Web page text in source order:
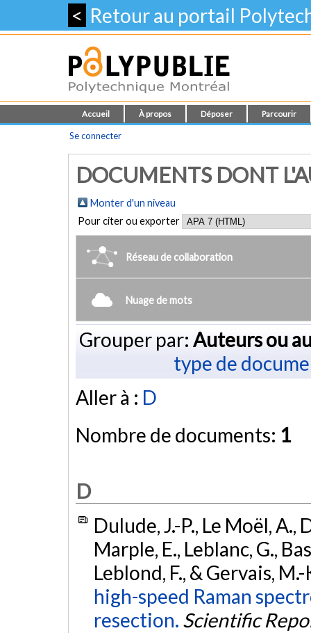
< Retour au portail
Accueil À propos Déposer Parcourir
Se connecter
DOCUMENTS DONT
Monter d'un niveau
Pour citer ou exporter
Réseau de collaboration
Nuage de mots
Grouper par: Auteurs ou
type de
Aller à : D
Nombre de documents: 1
D
Dulude, J.-P., Le Moël, A.,
Marple, E., Leblanc, G.,
Leblond, F., & Gervais,
high-speed Raman
resection. Scientific